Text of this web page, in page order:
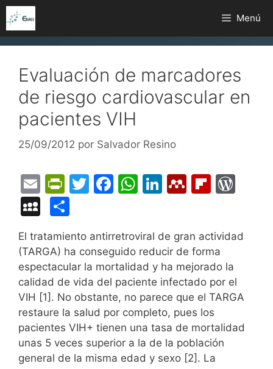
Saltar
al
contenido
Menú
Evaluación de marcadores
de riesgo cardiovascular en
pacientes VIH
25/09/2012 por Salvador Resino
E
m
ai
l
Pr
in
tF
ri
e
n
dl
y
T
er
F
e
b
o
o
k
W
s
A
p
p
Li
e
dI
n
M
d
el
e
y
Fl
o
ar
d
Pr
s
s
M
S
p
a
c
e
m
p
ar
tir
El tratamiento antirretroviral de gran actividad
(TARGA) ha conseguido reducir de forma
espectacular la mortalidad y ha mejorado la
calidad de vida del paciente infectado por el
VIH [1]. No obstante, no parece que el TARGA
restaure la salud por completo, pues los
pacientes VIH+ tienen una tasa de mortalidad
unas 5 veces superior a la de la población
general de la misma edad y sexo [2]. La